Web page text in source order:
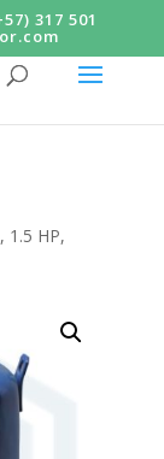
317 501
1.5 HP,